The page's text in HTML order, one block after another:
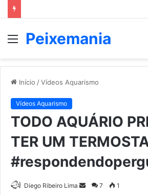
Menu
Peixemania
Início /Vídeos Aquarismo
Vídeos Aquarismo
TODO AQUÁRIO
TER UM
Diego Ribeiro Lima
Mande
7 1